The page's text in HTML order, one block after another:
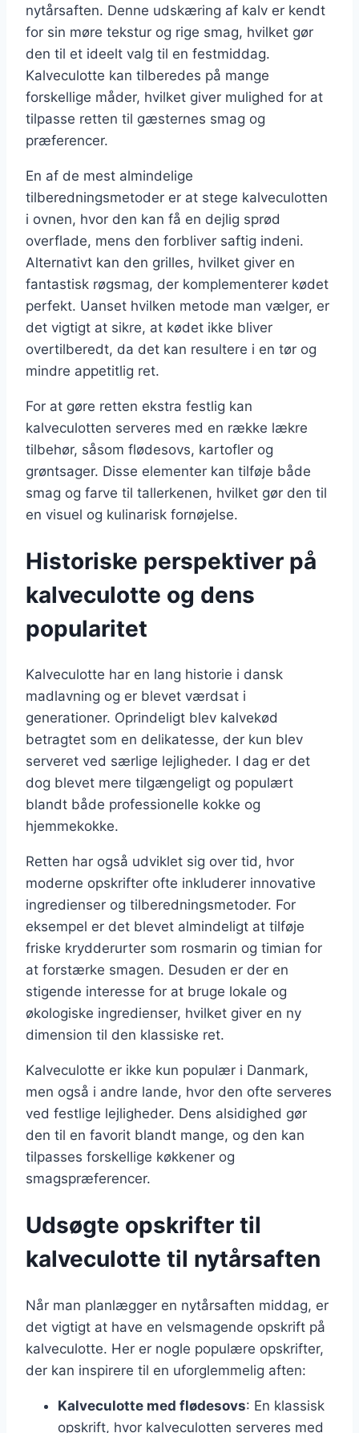
nytårsaften. Denne udskæring af kalv er kendt
for sin møre tekstur og rige smag, hvilket gør
den til et ideelt valg til en festmiddag.
Kalveculotte kan tilberedes på mange
forskellige måder, hvilket giver mulighed for at
tilpasse retten til gæsternes smag og
præferencer.
En af de mest almindelige
tilberedningsmetoder er at stege kalveculotten
i ovnen, hvor den kan få en dejlig sprød
overflade, mens den forbliver saftig indeni.
Alternativt kan den grilles, hvilket giver en
fantastisk røgsmag, der komplementerer kødet
perfekt. Uanset hvilken metode man vælger, er
det vigtigt at sikre, at kødet ikke bliver
overtilberedt, da det kan resultere i en tør og
mindre appetitlig ret.
For at gøre retten ekstra festlig kan
kalveculotten serveres med en række lækre
tilbehør, såsom flødesovs, kartofler og
grøntsager. Disse elementer kan tilføje både
smag og farve til tallerkenen, hvilket gør den til
en visuel og kulinarisk fornøjelse.
Historiske perspektiver på
kalveculotte og dens
popularitet
Kalveculotte har en lang historie i dansk
madlavning og er blevet værdsat i
generationer. Oprindeligt blev kalvekød
betragtet som en delikatesse, der kun blev
serveret ved særlige lejligheder. I dag er det
dog blevet mere tilgængeligt og populært
blandt både professionelle kokke og
hjemmekokke.
Retten har også udviklet sig over tid, hvor
moderne opskrifter ofte inkluderer innovative
ingredienser og tilberedningsmetoder. For
eksempel er det blevet almindeligt at tilføje
friske krydderurter som rosmarin og timian for
at forstærke smagen. Desuden er der en
stigende interesse for at bruge lokale og
økologiske ingredienser, hvilket giver en ny
dimension til den klassiske ret.
Kalveculotte er ikke kun populær i Danmark,
men også i andre lande, hvor den ofte serveres
ved festlige lejligheder. Dens alsidighed gør
den til en favorit blandt mange, og den kan
tilpasses forskellige køkkener og
smagspræferencer.
Udsøgte opskrifter til
kalveculotte til nytårsaften
Når man planlægger en nytårsaften middag, er
det vigtigt at have en velsmagende opskrift på
kalveculotte. Her er nogle populære opskrifter,
der kan inspirere til en uforglemmelig aften:
Kalveculotte med flødesovs: En klassisk
opskrift, hvor kalveculotten serveres med